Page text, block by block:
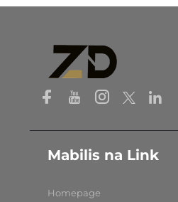
Mabilis na Link
Homepage